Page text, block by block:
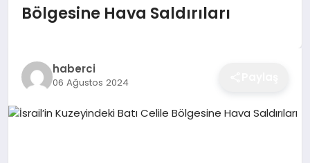
İZMIR HABERLERI
EĞITIM
Bölgesine Hava Saldırıları
haberci
06 Ağustos 2024